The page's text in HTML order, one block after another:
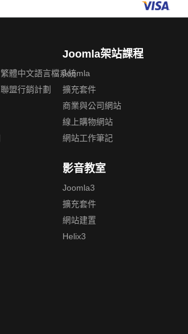
繁體中文語言檔系統
聯盟行銷計劃
Joomla架站課程
Joomla
擴充套件
商業與公司網站
線上購物網站
網站工作筆記
影音教室
Joomla3
擴充套件
網站建置
Helix3